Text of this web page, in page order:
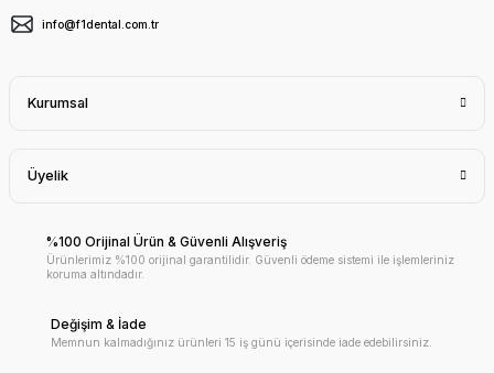
info@f1dental.com.tr
Kurumsal
Üyelik
%100 Orijinal Ürün & Güvenli Alışveriş
Ürünlerimiz %100 orijinal garantilidir. Güvenli ödeme sistemi ile işlemleriniz
koruma altındadır.
Değişim & İade
Memnun kalmadığınız ürünleri 15 iş günü içerisinde iade edebilirsiniz.